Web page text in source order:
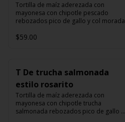
Tortilla de maíz aderezada con
mayonesa con chipotle pescado
rebozados pico de gallo y col morada
$59.00
T De trucha salmonada
estilo rosarito
Tortilla de maíz aderezada con
mayonesa con chipotle trucha
salmonada rebozados pico de gallo y